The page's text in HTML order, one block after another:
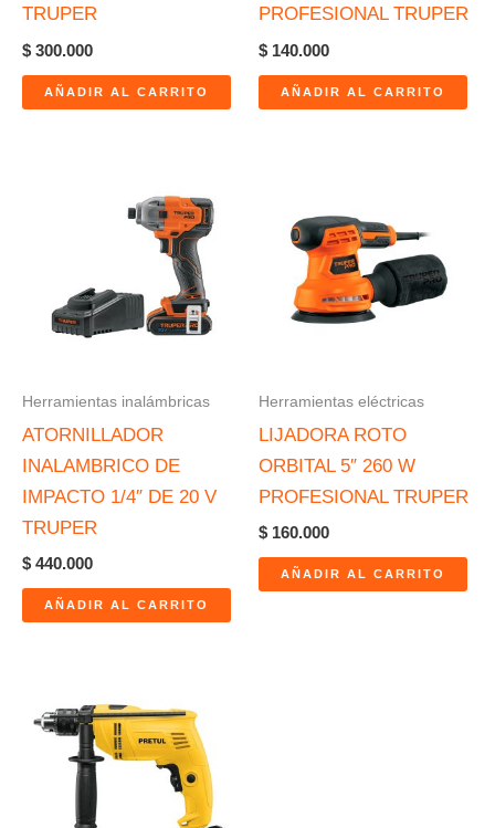
TRUPER
$ 300.000
AÑADIR AL CARRITO
PROFESIONAL TRUPER
$ 140.000
AÑADIR AL CARRITO
Herramientas inalámbricas
ATORNILLADOR
INALAMBRICO DE
IMPACTO 1/4″ DE 20 V
TRUPER
$ 440.000
AÑADIR AL CARRITO
Herramientas eléctricas
LIJADORA ROTO
ORBITAL 5″ 260 W
PROFESIONAL TRUPER
$ 160.000
AÑADIR AL CARRITO